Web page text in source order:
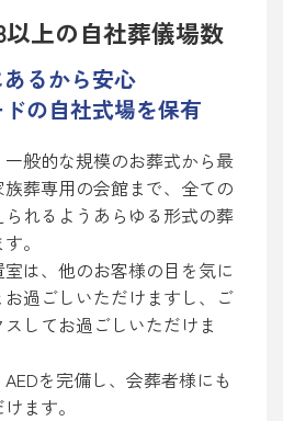
以上の自社葬儀場数
るから安心
の自社式場を保有
般的な規模のお葬式から最
葬専用の会館まで、全ての
れるようあらゆる形式の葬
。
は、他のお客様の目を気に
過ごしいただけますし、ご
してお過ごしいただけま
を完備し、会葬者様にも
ます。